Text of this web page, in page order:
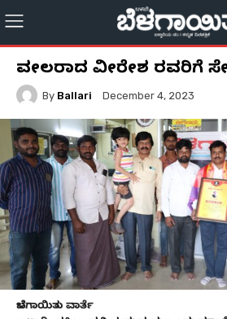
ವಕೀಲರಾದ ವೀರೇಶ ರವರಿಗೆ
By Ballari December 4, 2023
ಬೆಳಗಾಯಿತು ವಾರ್ತೆ